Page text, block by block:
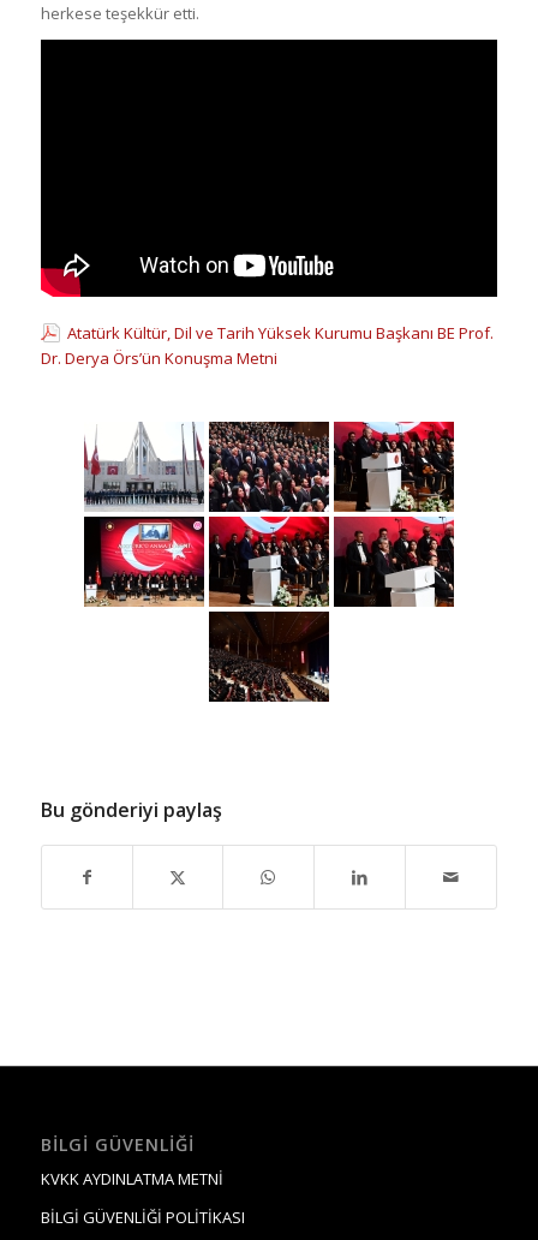
herkese teşekkür etti.
Atatürk Kültür, Dil ve Tarih Yüksek Kurumu Başkanı BE Prof.
Dr. Derya Örs’ün Konuşma Metni
Bu gönderiyi paylaş
BILGI GÜVENLIĞI
KVKK AYDINLATMA METNİ
BİLGİ GÜVENLİĞİ POLİTİKASI